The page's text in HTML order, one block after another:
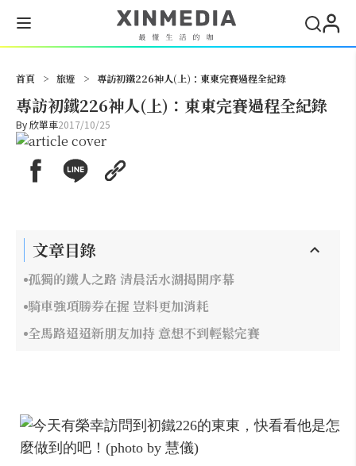
首頁 > 旅遊 > 專訪初鐵226神人(上)：東東完賽過程全紀錄
專訪初鐵226神人(上)：東東完賽過程全紀錄
By欣單車2017/10/25
文章目錄
孤獨的鐵人之路 清晨活水湖揭開序幕
騎車強項勝券在握 豈料更加消耗
全馬路迢迢新朋友加持 意想不到輕鬆完賽